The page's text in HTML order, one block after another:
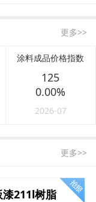
更多>>
涂料成品价格指数
125
0.00%
2026-07
更多>>
漆211l树脂